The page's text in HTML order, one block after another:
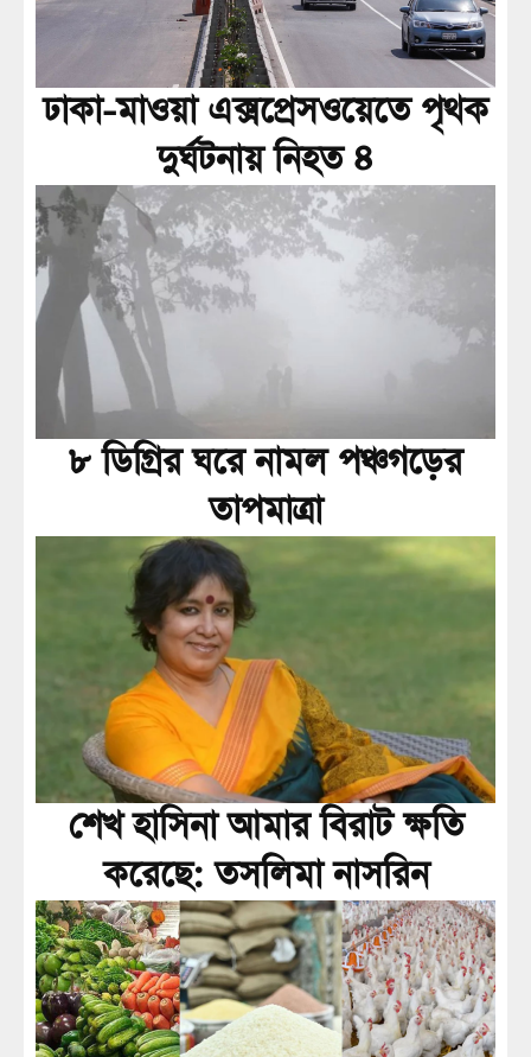
ঢাকা-মাওয়া এক্সপ্রেসওয়েতে পৃথক
দুর্ঘটনায় নিহত ৪
৮ ডিগ্রির ঘরে নামল পঞ্চগড়ের
তাপমাত্রা
শেখ হাসিনা আমার বিরাট ক্ষতি
করেছে: তসলিমা নাসরিন